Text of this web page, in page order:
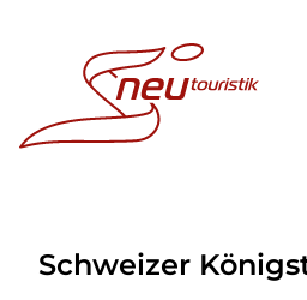
Highlights
Schweizer